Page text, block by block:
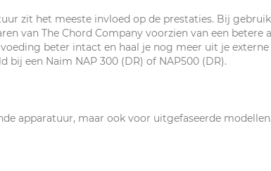
zit het meeste invloed op de prestaties. Bij
van The Chord Company voorzien van een betere
beter intact en haal je nog meer uit je
een Naim NAP 300 (DR) of NAP500 (DR).
apparatuur, maar ook voor uitgefaseerde